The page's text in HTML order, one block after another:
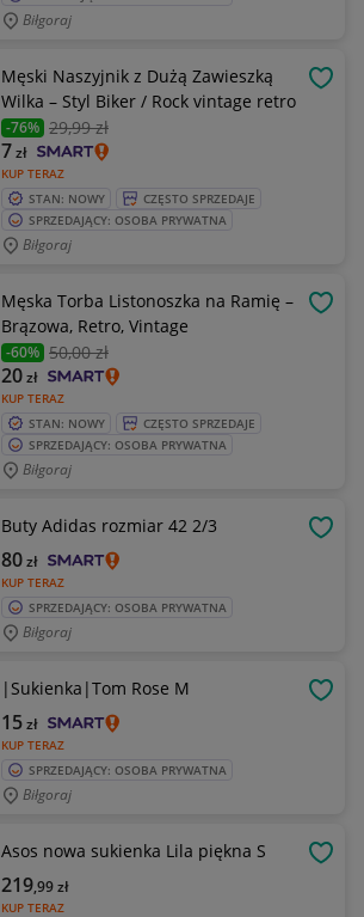
Biłgoraj
Męski Naszyjnik z Dużą Zawieszką
Wilka – Styl Biker / Rock vintage retro
-76% 29,99 zł
KUP TERAZ
7zł
STAN: NOWY
CZĘSTO SPRZEDAJE
SPRZEDAJĄCY: OSOBA PRYWATNA
Biłgoraj
Męska Torba Listonoszka na Ramię –
Brązowa, Retro, Vintage
-60% 50,00 zł
KUP TERAZ
20zł
STAN: NOWY
CZĘSTO SPRZEDAJE
SPRZEDAJĄCY: OSOBA PRYWATNA
Biłgoraj
Buty Adidas rozmiar 42 2/3
KUP TERAZ
80zł
SPRZEDAJĄCY: OSOBA PRYWATNA
Biłgoraj
|Sukienka|Tom Rose M
KUP TERAZ
15zł
SPRZEDAJĄCY: OSOBA PRYWATNA
Biłgoraj
Asos nowa sukienka Lila piękna S
KUP TERAZ
219,99zł